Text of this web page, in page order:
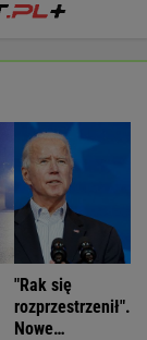
"Rak się
rozprzestrzenił".
Nowe